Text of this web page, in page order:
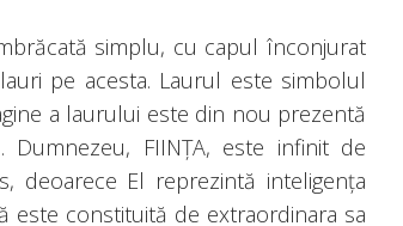
simplu, cu capul înconjurat
pe acesta. Laurul este simbolul
a laurului este din nou prezentă
FIINȚA, este infinit de
deoarece El reprezintă inteligența
este constituită de extraordinara sa